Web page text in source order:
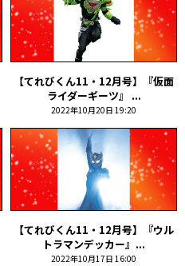
【てれびくん11・12月号】『仮面
ライダーギーツ』 ...
2022年10月20日 19:20
【てれびくん11・12月号】『ウル
トラマンデッカー』...
2022年10月17日 16:00